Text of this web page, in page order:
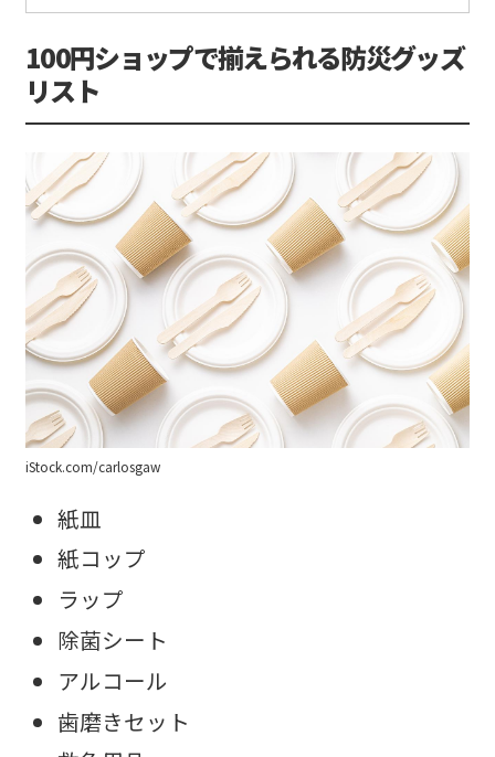
100円ショップで揃えられる防災グッズ
リスト
iStock.com/carlosgaw
紙皿
紙コップ
ラップ
除菌シート
アルコール
歯磨きセット